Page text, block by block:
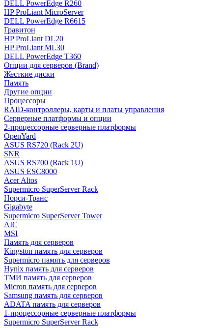
DELL PowerEdge R260
HP ProLiant MicroServer
DELL PowerEdge R6615
Гравитон
HP ProLiant DL20
HP ProLiant ML30
DELL PowerEdge T360
Опции для серверов (Brand)
Жесткие диски
Память
Другие опции
Процессоры
RAID-контроллеры, карты и платы управления
Серверные платформы и опции
2-процессорные серверные платформы
OpenYard
ASUS RS720 (Rack 2U)
SNR
ASUS RS700 (Rack 1U)
ASUS ESC8000
Acer Altos
Supermicro SuperServer Rack
Норси-Транс
Gigabyte
Supermicro SuperServer Tower
AIC
MSI
Память для серверов
Kingston память для серверов
Supermicro память для серверов
Hynix память для серверов
ТМИ память для серверов
Micron память для серверов
Samsung память для серверов
ADATA память для серверов
1-процессорные серверные платформы
Supermicro SuperServer Rack